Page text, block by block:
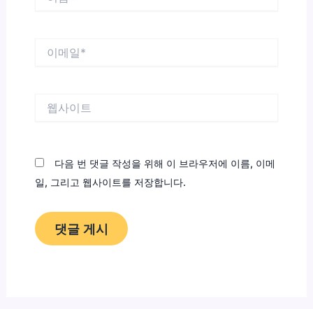
다음 번 댓글 작성을 위해 이 브라우저에 이름, 이메
일, 그리고 웹사이트를 저장합니다.